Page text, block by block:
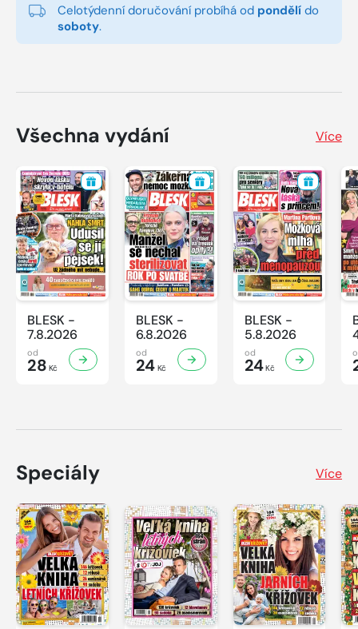
Celotýdenní doručování probíhá od pondělí do
soboty.
Všechna vydání Více
BLESK -
7.8.2026
od
28 Kč
BLESK -
6.8.2026
od
24Kč
BLESK -
5.8.2026
od
24Kč
Speciály Více